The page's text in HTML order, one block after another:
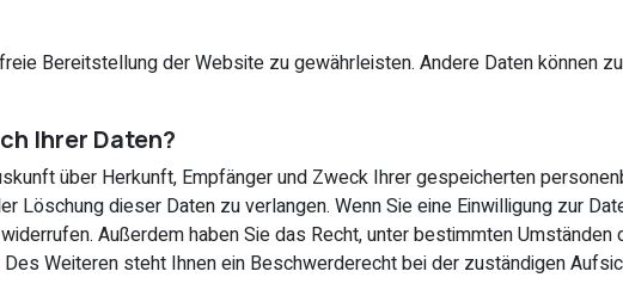
Bereitstellung der Website zu gewährleisten. Andere Daten können
Ihrer Daten?
über Herkunft, Empfänger und Zweck Ihrer gespeicherten
Löschung dieser Daten zu verlangen. Wenn Sie eine Einwilligung zur
Außerdem haben Sie das Recht, unter bestimmten Umständen
Weiteren steht Ihnen ein Beschwerderecht bei der zuständigen